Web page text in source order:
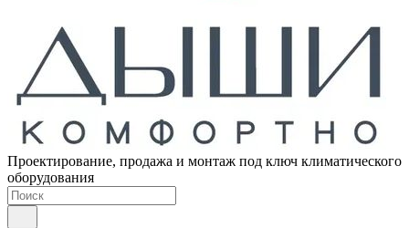
Проектирование, продажа и монтаж под ключ климатического
оборудования